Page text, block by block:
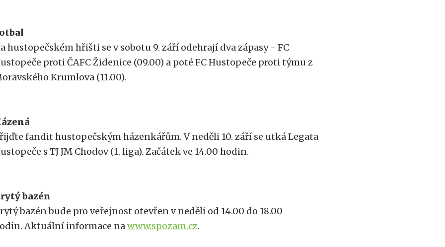
hustopečském hřišti se v sobotu 9. září odehrají dva zápasy - FC
proti ČAFC Židenice (09.00) a poté FC Hustopeče proti týmu z
Krumlova (11.00).
fandit hustopečským házenkářům. V neděli 10. září se utká Legata
s TJ JM Chodov (1. liga). Začátek ve 14.00 hodin.
bazén
bazén bude pro veřejnost otevřen v neděli od 14.00 do 18.00
Aktuální informace nawww.spozam.cz.